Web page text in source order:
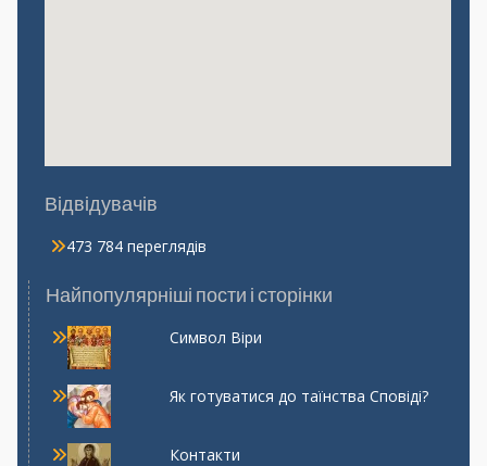
Відвідувачів
473 784 переглядів
Найпопулярніші пости і сторінки
Символ Віри
Як готуватися до таїнства Сповіді?
Контакти